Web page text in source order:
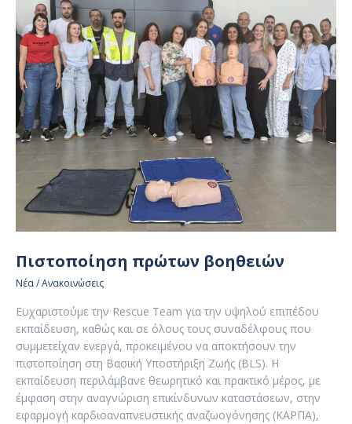
Πιστοποίηση πρώτων βοηθειών
Νέα / Ανακοινώσεις
Ευχαριστούμε την Rescue Team για την υψηλού επιπέδου
εκπαίδευση, καθώς και σε όλους τους συναδέλφους που
συμμετείχαν ενεργά, προκειμένου να αποκτήσουν την
πιστοποίηση στη Βασική Υποστήριξη Ζωής (BLS). Η
εκπαίδευση περιλάμβανε θεωρητικό και πρακτικό μέρος, με
έμφαση στην αναγνώριση επικίνδυνων καταστάσεων, στην
εφαρμογή καρδιοαναπνευστικής αναζωογόνησης (ΚΑΡΠΑ),